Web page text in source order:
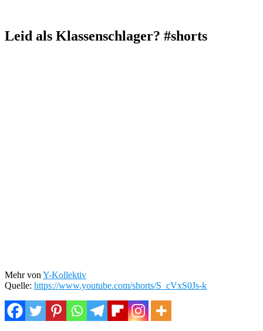
Leid als Klassenschlager? #shorts
Mehr von Y-Kollektiv
Quelle: https://www.youtube.com/shorts/S_cVxS0Js-k